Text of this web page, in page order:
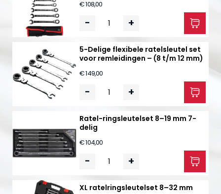
€ 108,00
- +
5-Delige flexibele ratelsleutel set
voor remleidingen – (8 t/m 12 mm)
€ 149,00
- +
Ratel-ringsleutelset 8–19 mm 7-
delig
€ 104,00
- +
XL ratelringsleutelset 8–32 mm